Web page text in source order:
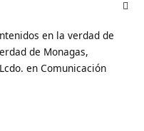
en la verdad de
de Monagas,
en Comunicación